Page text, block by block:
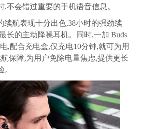
,不会错过重要的手机语音信息。
续航表现十分出色,38小时的强劲续
长的主动降噪耳机。同时,一加 Buds
,配合充电盒,仅充电10分钟,就可为用
保障,为用户免除电量焦虑,提供更长
。